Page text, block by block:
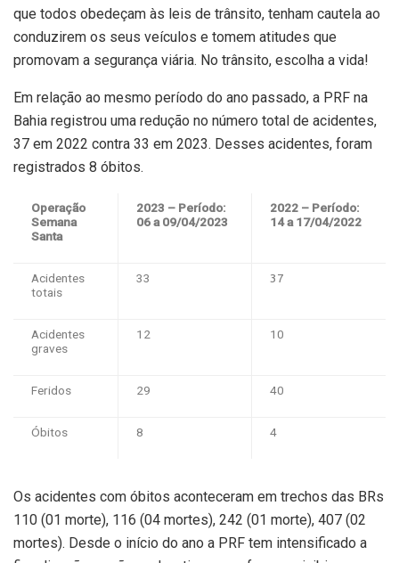
que todos obedeçam às leis de trânsito, tenham cautela ao
conduzirem os seus veículos e tomem atitudes que
promovam a segurança viária. No trânsito, escolha a vida!
Em relação ao mesmo período do ano passado, a PRF na
Bahia registrou uma redução no número total de acidentes,
37 em 2022 contra 33 em 2023. Desses acidentes, foram
registrados 8 óbitos.
Operação
Semana
Santa
2023 – Período:
06 a 09/04/2023
2022 – Período:
14 a 17/04/2022
Acidentes
totais
33 37
Acidentes
graves
12 10
Feridos 29 40
Óbitos 8 4
Os acidentes com óbitos aconteceram em trechos das BRs
110 (01 morte), 116 (04 mortes), 242 (01 morte), 407 (02
mortes). Desde o início do ano a PRF tem intensificado a